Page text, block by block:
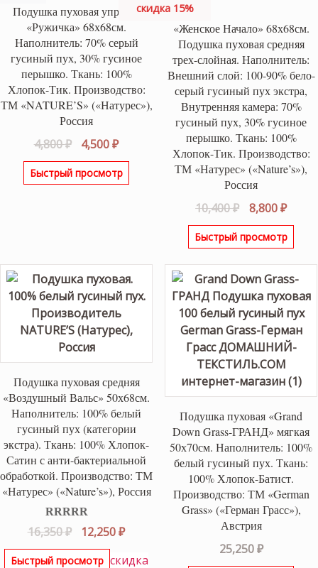
Подушка пуховая упругая
«Ружичка» 68х68см.
Наполнитель: 70% серый
гусиный пух, 30% гусиное
перышко. Ткань: 100%
Хлопок-Тик. Производство:
ТМ «NATURE’S» («Натурес»),
Россия
4,800₽
Первоначальная
цена
составляла
4,500₽Текущая
цена:
4,500 ₽.
Быстрый просмотр
скидка 15%
«Женское Начало» 68х68см.
Подушка пуховая средняя
трех-слойная. Наполнитель:
Внешний слой: 100-90% бело-
серый гусиный пух экстра,
Внутренняя камера: 70%
гусиный пух, 30% гусиное
перышко. Ткань: 100%
Хлопок-Тик. Производство:
ТМ «Натурес» («Nature’s»),
Россия
10,400₽
цена
составляла
8,800₽
цена:
8,800
Быстрый просмотр
Подушка пуховая средняя
«Воздушный Вальс» 50х68см.
Наполнитель: 100% белый
гусиный пух (категории
экстра). Ткань: 100% Хлопок-
Сатин с анти-бактериальной
обработкой. Производство: ТМ
«Натурес» («Nature’s»), Россия
Оценка5.00
из 5
16,350₽
Первоначальная
цена
составляла
12,250₽Текущая
12,250 ₽.
Быстрый просмотр скидка
Подушка пуховая «Grand
Down Grass-ГРАНД» мягкая
50х70см. Наполнитель: 100%
белый гусиный пух. Ткань:
100% Хлопок-Батист.
Производство: ТМ «German
Grass» («Герман Грасс»),
Австрия
25,250₽